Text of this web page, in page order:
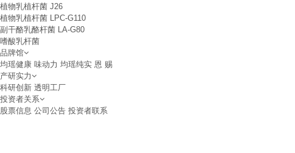
植物乳植杆菌 J26
植物乳植杆菌 LPC-G110
副干酪乳酪杆菌 LA-G80
嗜酸乳杆菌
品牌馆
均瑶健康 味动力 均瑶纯实 恩 赐
产研实力
科研创新 透明工厂
投资者关系
股票信息 公司公告 投资者联系